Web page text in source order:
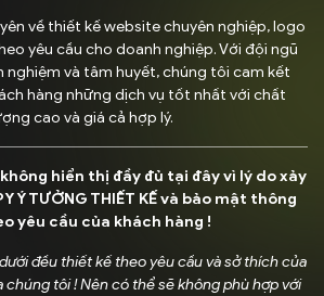
về thiết kế website chuyên nghiệp, logo
yêu cầu cho doanh nghiệp. Với đội ngũ
nghiệm và tâm huyết, chúng tôi cam kết
hàng những dịch vụ tốt nhất với chất
cao và giá cả hợp lý.
hiển thị đầy đủ tại đây vì lý do xảy
Ý TƯỞNG THIẾT KẾ và bảo mật thông
yêu cầu của khách hàng !
đều thiết kế theo yêu cầu và sở thích của
chúng tôi ! Nên có thể sẽ không phù hợp với